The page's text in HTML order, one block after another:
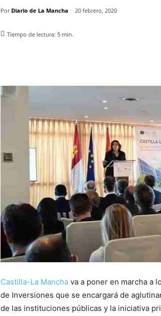
Por Diario de La Mancha 20 febrero, 2020
Tiempo de lectura: 5 min.
Castilla-La Mancha va a poner en marcha a
de Inversiones que se encargará de
de las instituciones públicas y la iniciativa